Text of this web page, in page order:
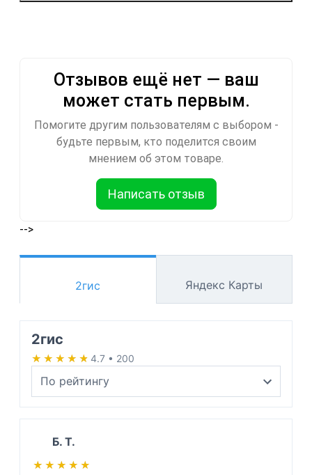
Отзывов ещё нет — ваш
может стать первым.
Помогите другим пользователям с выбором -
будьте первым, кто поделится своим
мнением об этом товаре.
Написать отзыв
-->
2гис Яндекс Карты
2гис
★★★★★
★★★★★ 4.7 • 200
Б. Т.
★★★★★
★★★★★